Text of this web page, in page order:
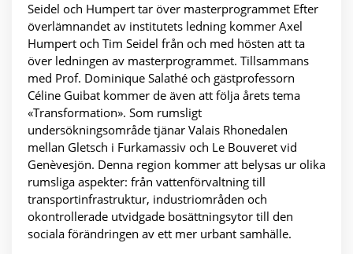
Seidel och Humpert tar över masterprogrammet Efter
överlämnandet av institutets ledning kommer Axel
Humpert och Tim Seidel från och med hösten att ta
över ledningen av masterprogrammet. Tillsammans
med Prof. Dominique Salathé och gästprofessorn
Céline Guibat kommer de även att följa årets tema
«Transformation». Som rumsligt
undersökningsområde tjänar Valais Rhonedalen
mellan Gletsch i Furkamassiv och Le Bouveret vid
Genèvesjön. Denna region kommer att belysas ur olika
rumsliga aspekter: från vattenförvaltning till
transportinfrastruktur, industriområden och
okontrollerade utvidgade bosättningsytor till den
sociala förändringen av ett mer urbant samhälle.